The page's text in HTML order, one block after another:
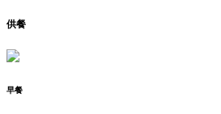
供餐
早餐